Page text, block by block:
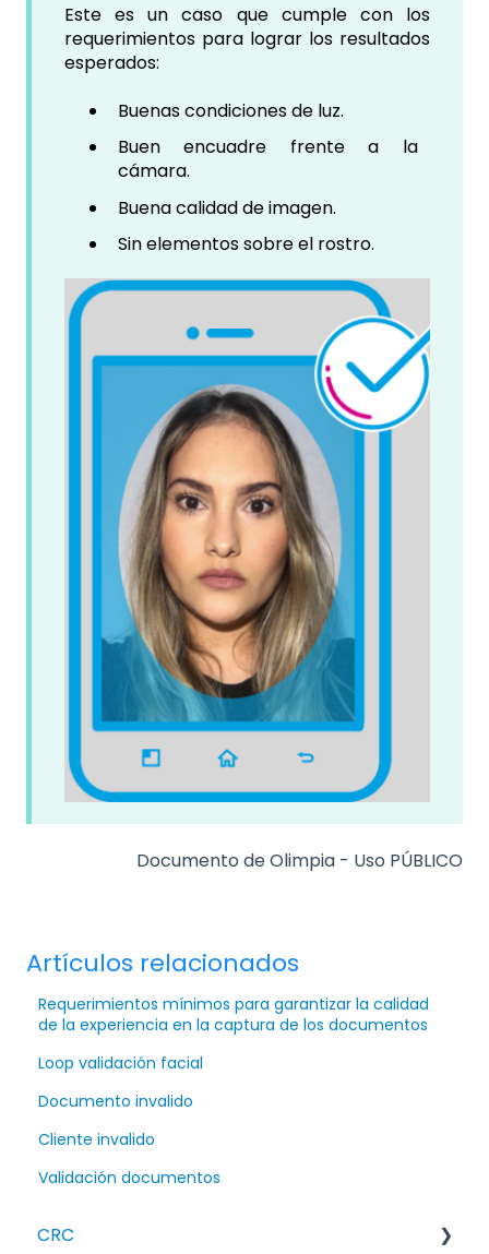
Este es un caso que cumple con los
requerimientos para lograr los resultados
esperados:
Buenas condiciones de luz.
Buen encuadre frente a la
cámara.
Buena calidad de imagen.
Sin elementos sobre el rostro.
Documento de Olimpia - Uso PÚBLICO
Artículos relacionados
Requerimientos mínimos para garantizar la calidad
de la experiencia en la captura de los documentos
Loop validación facial
Documento invalido
Cliente invalido
Validación documentos
CRC